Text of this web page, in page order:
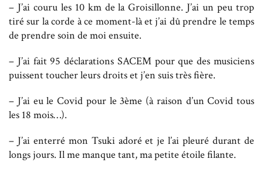
– J’ai couru les 10 km de la Groisillonne. J’ai un peu trop
tiré sur la corde à ce moment-là et j’ai dû prendre le temps
de prendre soin de moi ensuite.
– J’ai fait 95 déclarations SACEM pour que des musiciens
puissent toucher leurs droits et j’en suis très fière.
– J’ai eu le Covid pour le 3ème (à raison d’un Covid tous
les 18 mois…).
– J’ai enterré mon Tsuki adoré et je l’ai pleuré durant de
longs jours. Il me manque tant, ma petite étoile filante.